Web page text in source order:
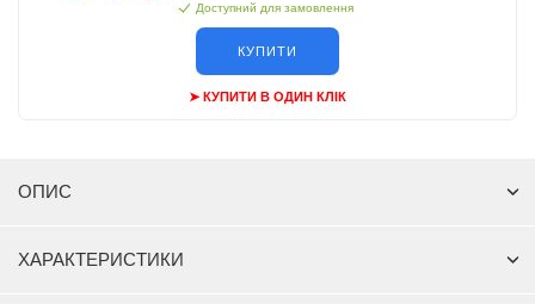
Доступний для замовлення
КУПИТИ
➤ КУПИТИ В ОДИН КЛІК
ОПИС
ХАРАКТЕРИСТИКИ